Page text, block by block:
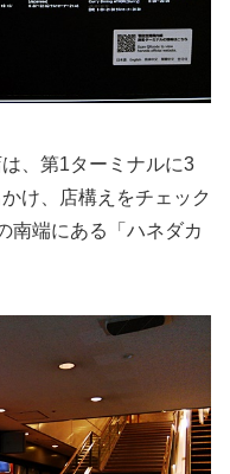
、第1ターミナルに3
け、店構えをチェック
南端にある「ハネダカ